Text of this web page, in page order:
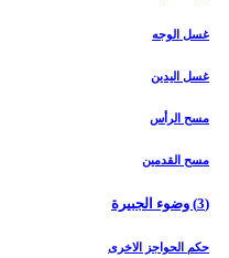
غسل الوجه
غسل اليدين
مسح الرأس
مسح القدمين
(3) وضوء الجبيرة
حكم الحواجز الاخرى